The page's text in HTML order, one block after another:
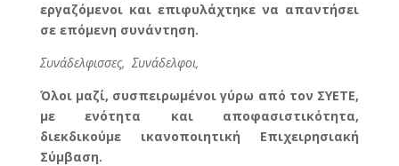
εργαζόμενοι και επιφυλάχτηκε να απαντήσει
σε επόμενη συνάντηση.
Συνάδελφισσες, Συνάδελφοι,
Όλοι μαζί, συσπειρωμένοι γύρω από τον ΣΥΕΤΕ,
με ενότητα και αποφασιστικότητα,
διεκδικούμε ικανοποιητική Επιχειρησιακή
Σύμβαση.